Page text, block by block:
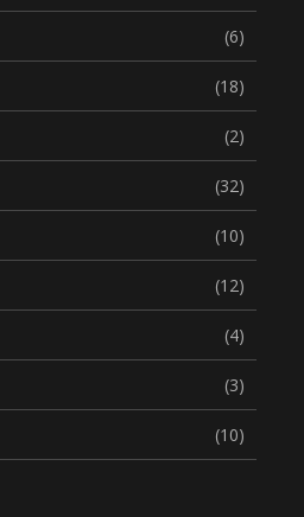
(6)
(18)
(2)
(32)
(10)
(12)
(4)
(3)
(10)